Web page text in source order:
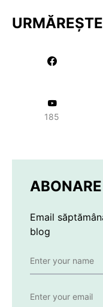
185
Email
blog